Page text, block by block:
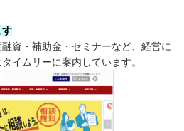
す
資・補助金・セミナーなど、経営に
イムリーに案内しています。